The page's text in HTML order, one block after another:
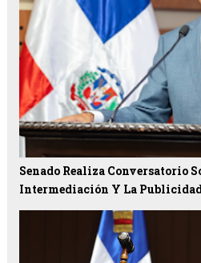
Senado Realiza Conversatorio
Intermediación Y La